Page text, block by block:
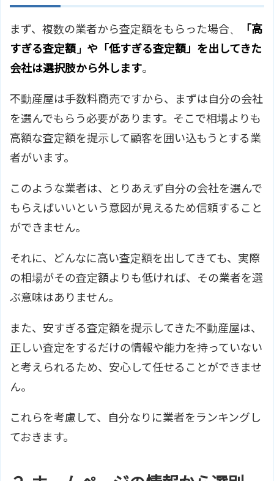
まず、複数の業者から査定額をもらった場合、
「高
すぎる査定額」や「低すぎる査定額」を出してきた
会社は選択肢から外します。
不動産屋は手数料商売ですから、まずは自分の会社
を選んでもらう必要があります。そこで相場よりも
高額な査定額を提示して顧客を囲い込もうとする業
者がいます。
このような業者は、とりあえず自分の会社を選んで
もらえばいいという意図が見えるため信頼すること
ができません。
それに、どんなに高い査定額を出してきても、実際
の相場がその査定額よりも低ければ、その業者を選
ぶ意味はありません。
また、安すぎる査定額を提示してきた不動産屋は、
正しい査定をするだけの情報や能力を持っていない
と考えられるため、安心して任せることができませ
ん。
これらを考慮して、自分なりに業者をランキングし
ておきます。